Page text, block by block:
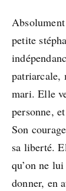
petite
patriarcale,
mari. Elle
personne,
Son
sa liberté.
qu’on ne
donner, en